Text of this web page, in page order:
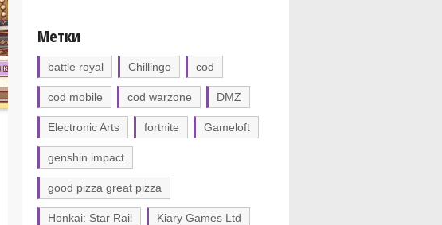
Метки
battle royal Chillingo cod
cod mobile cod warzone DMZ
Electronic Arts fortnite Gameloft
genshin impact
good pizza great pizza
Honkai: Star Rail Kiary Games Ltd